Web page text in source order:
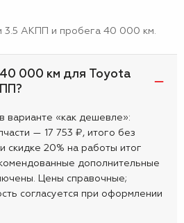
3.5 АКПП и пробега 40 000 км.
40 000 км для Toyota
варианте «как дешевле»:
— 17 753 ₽, итого без
скидке 20% на работы итог
дополнительные
Цены справочные;
согласуется при оформлении